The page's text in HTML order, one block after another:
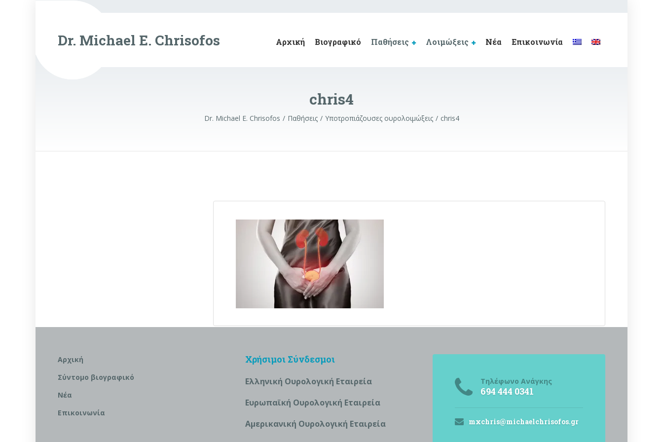
Dr. Michael E. Chrisofos Αρχική Βιογραφικό Παθήσεις Λοιμώξεις Νέα Επικοινωνία
chris4
Dr. Michael E. Chrisofos Παθήσεις Υποτροπιάζουσες ουρολοιμώξεις chris4
Αρχική
Σύντομο βιογραφικό
Νέα
Επικοινωνία
Χρήσιμοι Σύνδεσμοι
Ελληνική Ουρολογική Εταιρεία
Ευρωπαϊκή Ουρολογική Εταιρεία
Αμερικανική Ουρολογική Εταιρεία
Τηλέφωνο Ανάγκης
694 444 0341
mxchris@michaelchrisofos.gr